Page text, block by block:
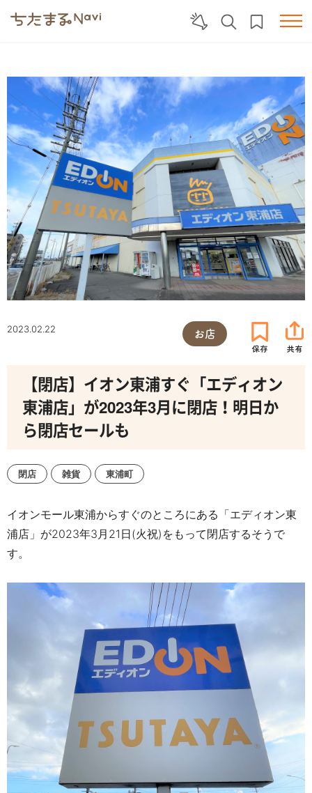
2023.02.22 お店
【閉店】イオン東浦すぐ「エディオン
東浦店」が2023年3月に閉店！明日か
ら閉店セールも
閉店 雑貨 東浦町
イオンモール東浦からすぐのところにある「エディオン東
浦店」が2023年3月21日(火祝)をもって閉店するそうで
す。